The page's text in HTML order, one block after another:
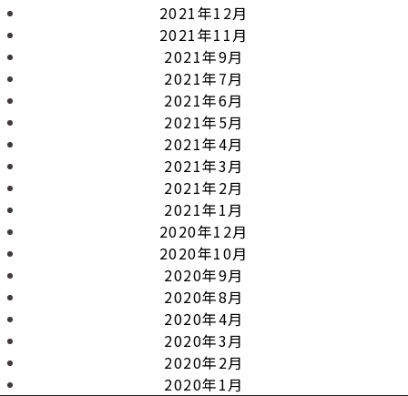
2021年12月
2021年11月
2021年9月
2021年7月
2021年6月
2021年5月
2021年4月
2021年3月
2021年2月
2021年1月
2020年12月
2020年10月
2020年9月
2020年8月
2020年4月
2020年3月
2020年2月
2020年1月